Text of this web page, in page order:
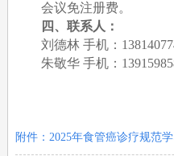
会议免注册费。
四、联系人：
刘德林 手机：
朱敬华 手机：
附件：2025年食管癌诊疗规范